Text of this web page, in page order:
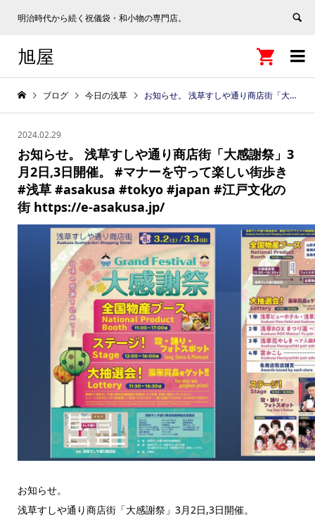
明治時代から続く祝儀袋・和小物の専門店。

旭屋 
ブログ 今日の浅草 お知らせ。 浅草すしや通り商店街「大感謝祭」3月2日,3日開催。 #マナーを守って楽しい街歩き #浅草 #asakusa #tokyo #japan #江戸文化の街 https://e-asakusa.jp/
2024.02.29
お知らせ。 浅草すしや通り商店街「大感謝祭」3
月2日,3日開催。 #マナーを守って楽しい街歩き
#浅草 #asakusa #tokyo #japan #江戸文化の
街 https://e-asakusa.jp/
お知らせ。
浅草すしや通り商店街「大感謝祭」3月2日,3日開催。